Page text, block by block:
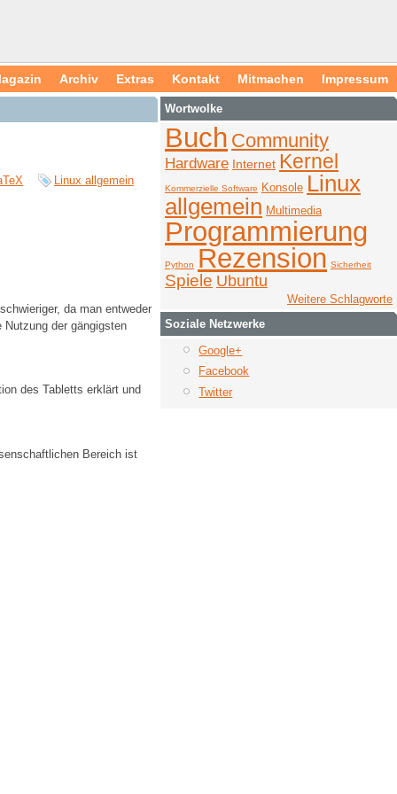
Archiv Extras Kontakt Mitmachen Impressum
Linux allgemein
da man entweder
der gängigsten
des Tabletts erklärt und
Bereich ist
Wortwolke
Buch Community
Hardware Internet Kernel
Kommerzielle Software Konsole Linux
allgemein Multimedia
Programmierung
Python Rezension Sicherheit
Spiele Ubuntu
Weitere Schlagworte
Soziale Netzwerke
Google+
Facebook
Twitter